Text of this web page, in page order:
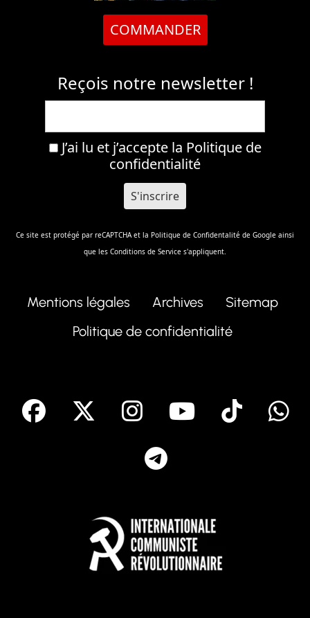
COMMANDER
Reçois notre newsletter !
J’ai lu et j’accepte la Politique de
confidentialité
Ce site est protégé par reCAPTCHA et la Politique de Confidentalité de Google ainsi
que les Conditions de Service s'appliquent.
Mentions légales Archives
Sitemap
Politique de confidentialité
facebook Instagram
Youtube
Tik